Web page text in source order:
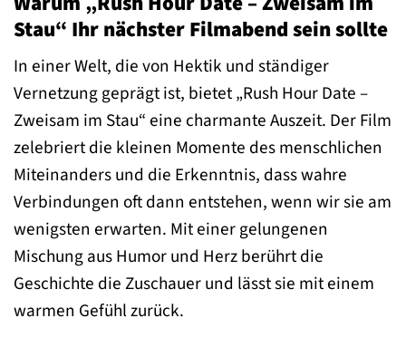
Stau“ Ihr nächster Filmabend sein sollte
In einer Welt, die von Hektik und ständiger
Vernetzung geprägt ist, bietet „Rush Hour Date –
Zweisam im Stau“ eine charmante Auszeit. Der Film
zelebriert die kleinen Momente des menschlichen
Miteinanders und die Erkenntnis, dass wahre
Verbindungen oft dann entstehen, wenn wir sie am
wenigsten erwarten. Mit einer gelungenen
Mischung aus Humor und Herz berührt die
Geschichte die Zuschauer und lässt sie mit einem
warmen Gefühl zurück.